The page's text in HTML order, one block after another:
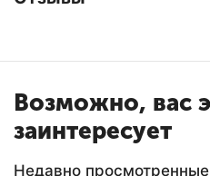
Возможно, вас
заинтересует
Недавно просмотренные